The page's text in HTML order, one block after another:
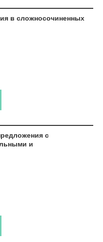
в сложносочиненных
с
и